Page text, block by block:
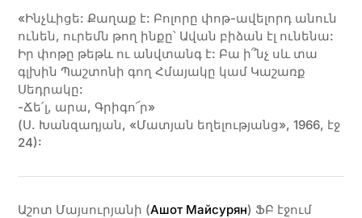
«Ինչևիցե: Քաղաք է: Բոլորը փոթ-ավելորդ անուն
ունեն, ուրեմն թող ինքը՝ Ավան բիձան էլ ունենա:
Իր փոթը թեթև ու անվտանգ է: Բա ի՞նչ սև տա
գլխին Պաշտոնի գող Հմայակը կամ Կաշառք
Սեդրակը:
-Ճե՛լ, արա, Գրիգո՜ր»
(Ս. Խանզադյան, «Մատյան եղելությանց», 1966, էջ
24):
Աշոտ Մայսուրյանի (Ашот Майсурян) ՖԲ էջում